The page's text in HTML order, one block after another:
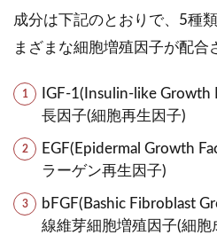
成分は下記のとおりで、5種
まざまな細胞増殖因子が配合
IGF-1(Insulin-like Growth
長因子(細胞再生因子)
EGF(Epidermal Growth
ラーゲン再生因子)
bFGF(Bashic Fibroblast
線維芽細胞増殖因子(細胞